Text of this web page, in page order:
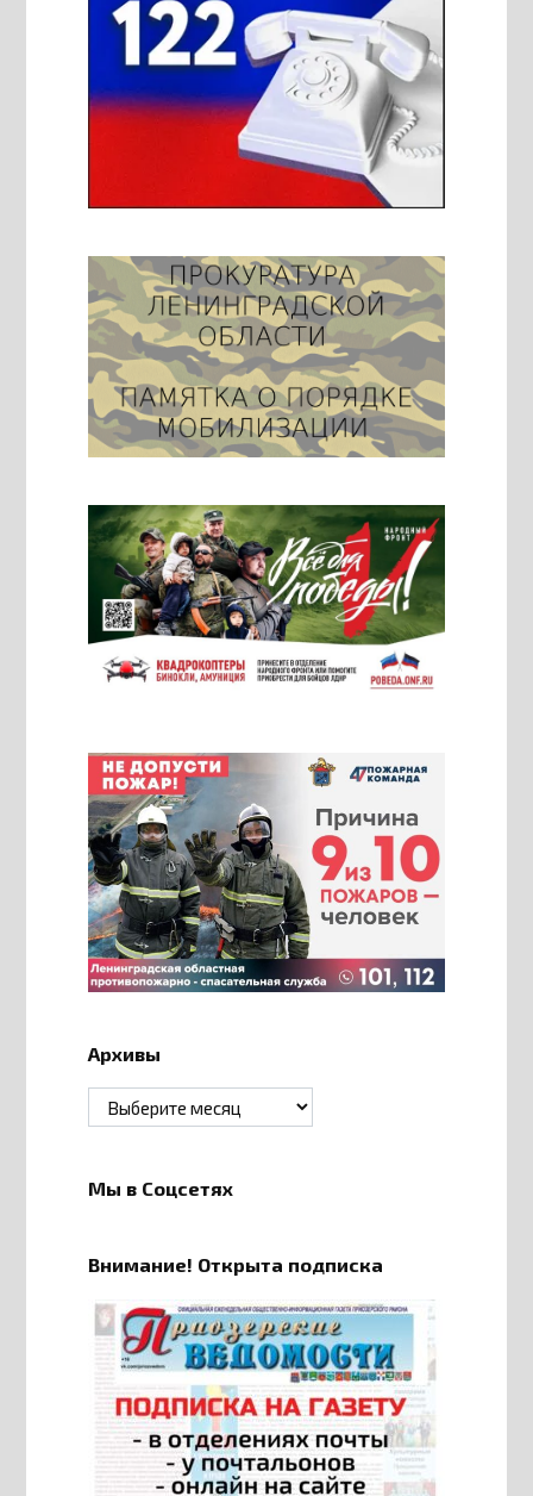
Архивы
Архивы
Мы в Соцсетях
Внимание! Открыта подписка